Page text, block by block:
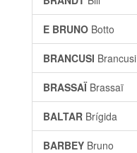
E BRUNO Botto
BRANCUSI Brancusi
BRASSAÏ Brassaï
BALTAR Brígida
BARBEY Bruno